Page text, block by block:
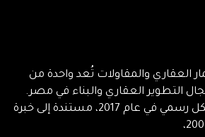
العقاري والمقاولات تُعد واحدة من
التطوير العقاري والبناء في مصر.
تأسست الشركة بشكل رسمي في عام 2017، مستندة إلى خبرة